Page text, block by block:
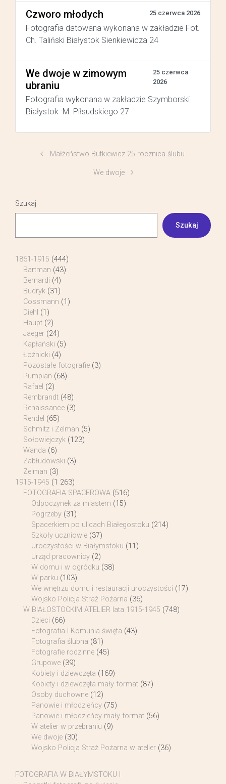
Czworo młodych 25 czerwca 2026
Fotografia datowana wykonana w zakładzie Fot.
Ch. Taliński Białystok Sienkiewicza 24
We dwoje w zimowym
ubraniu
25 czerwca
2026
Fotografia wykonana w zakładzie Szymborski
Białystok M. Piłsudskiego 27
Małżeństwo Butkiewicz 25 rocznica ślubu
We dwoje
Szukaj
Szukaj
1861-1915 (444)
Bartman (43)
Bernardi (4)
Budryk (31)
Cossmann (1)
Diehl (1)
Haupt (2)
Jaeger (24)
Kapłański (5)
Łoźnicki (4)
Pozostałe fotografie (3)
Pumpian (68)
Rafael (2)
Rembrandt (48)
Renaissance (3)
Rendel (65)
Schmitz i Zelman (5)
Sołowiejczyk (123)
Wanda (6)
Zabłudowski (3)
Zelman (3)
1915-1945 (1 263)
FOTOGRAFIA SPACEROWA (516)
Odpoczynek za miastem (15)
Pogrzeby (31)
Spacerkiem po ulicach Białegostoku (214)
Szkoły uczniowie (37)
Uroczystości w Białymstoku (11)
Urząd pracownicy (2)
W domu i w ogródku (38)
W parku (103)
We wnętrzu domu i restauracji uroczystości (17)
Wojsko Policja Straż Pożarna (36)
W BIAŁOSTOCKIM ATELIER lata 1915-1945 (748)
Dzieci (66)
Fotografia I Komunia święta (43)
Fotografia ślubna (81)
Fotografie rodzinne (45)
Grupowe (39)
Kobiety i dziewczęta (169)
Kobiety i dziewczęta mały format (87)
Osoby duchowne (12)
Panowie i młodzieńcy (75)
Panowie i młodzieńcy mały format (56)
W atelier w przebraniu (9)
We dwoje (30)
Wojsko Policja Straż Pożarna w atelier (36)
FOTOGRAFIA W BIAŁYMSTOKU I